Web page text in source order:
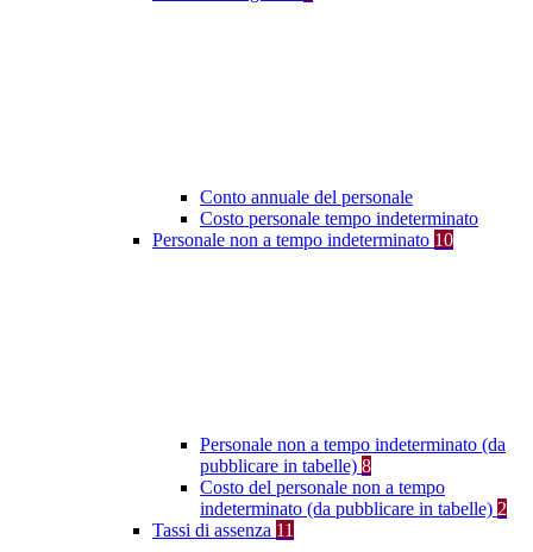
Conto annuale del personale
Costo personale tempo indeterminato
Personale non a tempo indeterminato 10
Personale non a tempo indeterminato (da
pubblicare in tabelle) 8
Costo del personale non a tempo
indeterminato (da pubblicare in tabelle) 2
Tassi di assenza 11